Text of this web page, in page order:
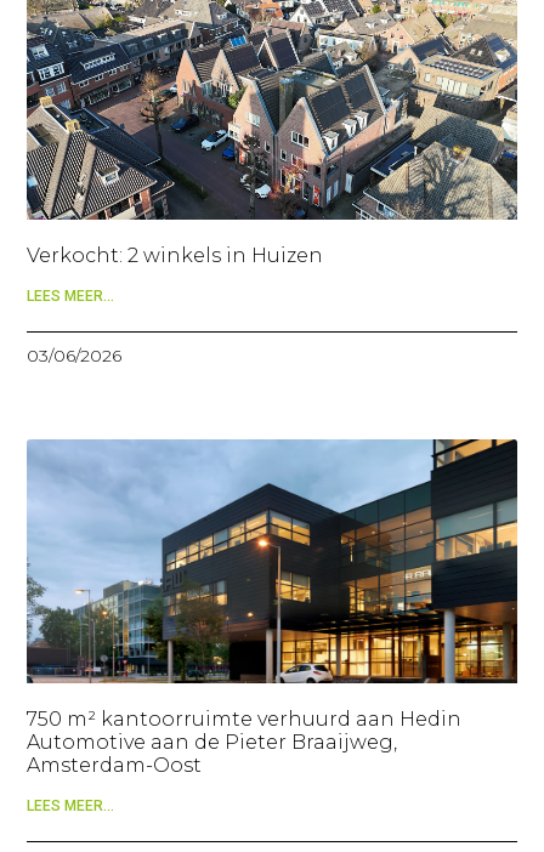
Verkocht: 2 winkels in Huizen
LEES MEER...
03/06/2026
750 m² kantoorruimte verhuurd aan Hedin
Automotive aan de Pieter Braaijweg,
Amsterdam-Oost
LEES MEER...